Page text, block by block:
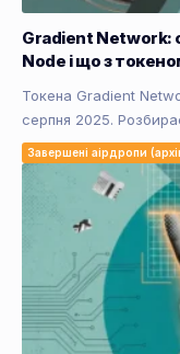
Gradient Network:
Node і що з
Токена Gradient
серпня 2025.
Завершені аірдропи